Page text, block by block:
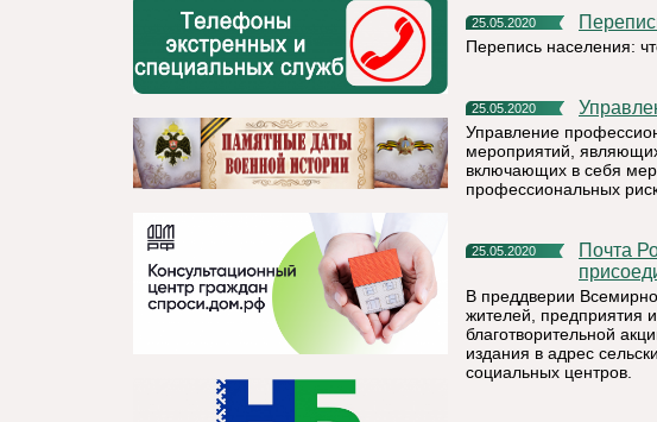
25.05.2020
Перепись населения:
25.05.2020
Управление
мероприятий,
включающих в себя
профессиональных
25.05.2020
Почта России приглашает жителей и организации Коми
В преддверии
жителей, предприятия
благотворительной
издания в адрес
социальных центров.